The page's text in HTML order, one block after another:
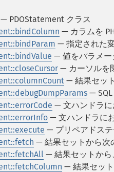
— PDOStatement クラス
— カラムを
— 指定された
— 値をパラメー
— カーソルを
— 結果セッ
—
— 文ハンドラに
— 文ハンドラに
— プリペアドス
— 結果セットから次
— 結果セットから
— 結果セッ